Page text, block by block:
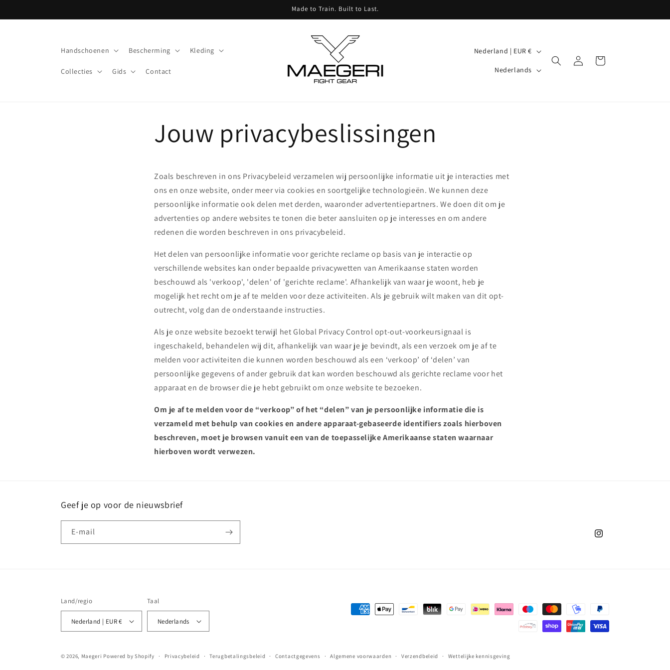
content
Made to Train. Built to Last.
Handschoenen Bescherming Kleding
Collecties Gids Contact
i
o
Nederland | EUR €
Nederlands
InloggenWinkelwagen
Jouw privacybeslissingen
Zoals beschreven in ons Privacybeleid verzamelen wij persoonlijke informatie uit je interacties met
ons en onze website, onder meer via cookies en soortgelijke technologieën. We kunnen deze
persoonlijke informatie ook delen met derden, waaronder advertentiepartners. We doen dit om je
advertenties op andere websites te tonen die beter aansluiten op je interesses en om andere
redenen die worden beschreven in ons privacybeleid.
Het delen van persoonlijke informatie voor gerichte reclame op basis van je interactie op
verschillende websites kan onder bepaalde privacywetten van Amerikaanse staten worden
beschouwd als 'verkoop', 'delen' of 'gerichte reclame'. Afhankelijk van waar je woont, heb je
mogelijk het recht om je af te melden voor deze activiteiten. Als je gebruik wilt maken van dit opt-
outrecht, volg dan de onderstaande instructies.
Als je onze website bezoekt terwijl het Global Privacy Control opt-out-voorkeursignaal is
ingeschakeld, behandelen wij dit, afhankelijk van waar je je bevindt, als een verzoek om je af te
melden voor activiteiten die kunnen worden beschouwd als een ‘verkoop’ of ‘delen’ van
persoonlijke gegevens of ander gebruik dat kan worden beschouwd als gerichte reclame voor het
apparaat en de browser die je hebt gebruikt om onze website te bezoeken.
Om je af te melden voor de “verkoop” of het “delen” van je persoonlijke informatie die is
verzameld met behulp van cookies en andere apparaat-gebaseerde identifiers zoals hierboven
beschreven, moet je browsen vanuit een van de toepasselijke Amerikaanse staten waarnaar
hierboven wordt verwezen.
Geef je op voor de nieuwsbrief
E‑mail
Instagram
Land/regio
Nederland | EUR €
Taal
Nederlands
Betaalmethoden
© 2026, Maegeri Powered by Shopify Privacybeleid Terugbetalingsbeleid Contactgegevens Algemene voorwaarden Verzendbeleid Wettelijke kennisgeving